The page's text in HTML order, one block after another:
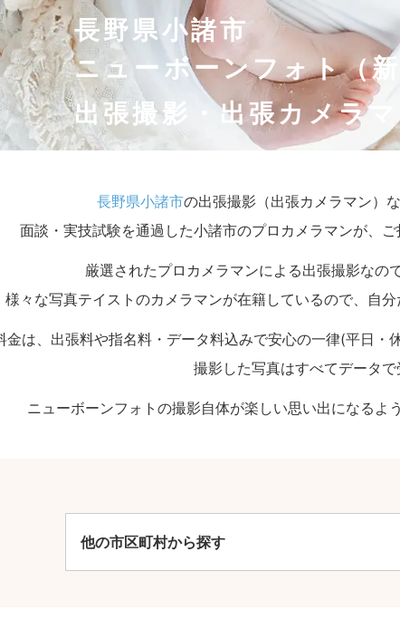
長野県小諸市
ニューボーンフォト（
出張撮影・出張カメラマ
長野県小諸市の出張撮影（出張カメラマン）
面談・実技試験を通過した小諸市のプロカメラマンが、
厳選されたプロカメラマンによる出張撮影なの
様々な写真テイストのカメラマンが在籍しているので、自
金は、出張料や指名料・データ料込みで安心の一律(平日・
撮影した写真はすべてデータで
ニューボーンフォトの撮影自体が楽しい思い出になるよ
他の市区町村から探す